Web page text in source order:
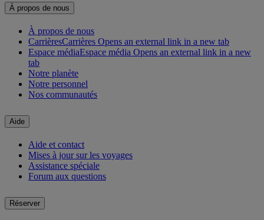
À propos de nous
À propos de nous
CarrièresCarrières Opens an external link in a new tab
Espace médiaEspace média Opens an external link in a new
tab
Notre planète
Notre personnel
Nos communautés
Aide
Aide et contact
Mises à jour sur les voyages
Assistance spéciale
Forum aux questions
Réserver